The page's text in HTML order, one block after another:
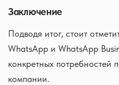
Заключение
Подводя итог, стоит
WhatsApp и WhatsApp
конкретных потребностей
компании.